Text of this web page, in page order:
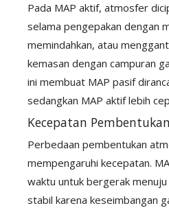
Pada MAP aktif, atmosfer
selama pengepakan dengan
memindahkan, atau
kemasan dengan campuran
ini membuat MAP pasif
sedangkan MAP aktif lebih
Kecepatan
Perbedaan pembentukan
mempengaruhi kecepatan.
waktu untuk bergerak
stabil karena keseimbangan